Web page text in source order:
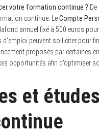
votre formation continue ?
continue. LeCompte
annuel fixé à 500 euros
d’emploi peuvent solliciter
proposés par certaines
opportunités afin d’optimiser
et